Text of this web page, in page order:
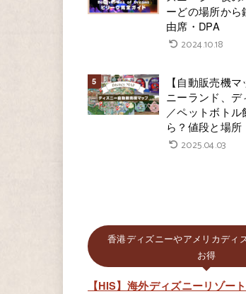
ーどの場所から
由席・DPA
2024.10.18
【自動販売機
ニーランド、デ
／ペットボトル
ら？値段と場所
2025.04.03
香港ディズニーやアメリカディ
お得
【HIS】海外ディズニーリゾー